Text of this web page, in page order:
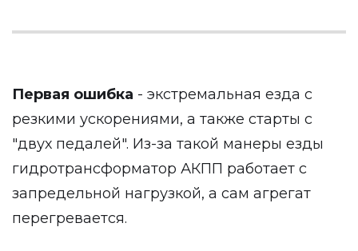
Первая ошибка - экстремальная езда с
резкими ускорениями, а также старты с
"двух педалей". Из-за такой манеры езды
гидротрансформатор АКПП работает с
запредельной нагрузкой, а сам агрегат
перегревается.